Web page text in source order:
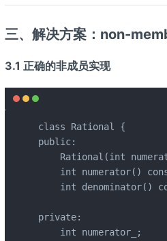
三、解决方案：non-
3.1 正确的非成员实现
class Rational {
public:
Rational(int
int numerator()
int denominator()
private:
    int numerator_;